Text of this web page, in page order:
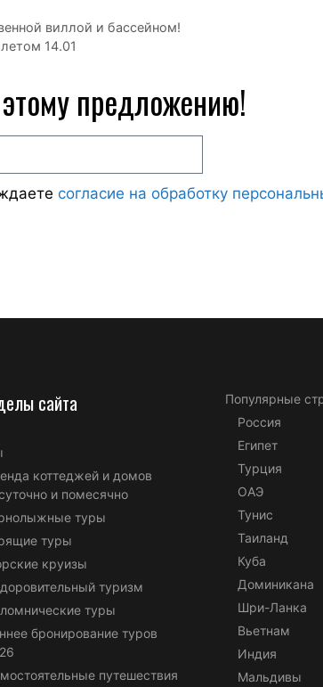
виллой и бассейном!
14.01
предложению!
согласие на обработку
сайта
коттеджей и домов
и помесячно
туры
туры
круизы
туризм
туры
бронирование туров
путешествия
Популярные
Россия
Египет
Турция
ОАЭ
Тунис
Таиланд
Куба
Доминикана
Шри-Ланка
Вьетнам
Индия
Мальдивы